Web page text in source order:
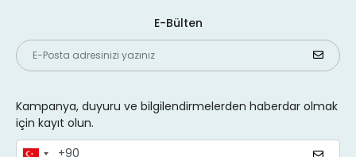
E-Bülten
Kampanya, duyuru ve bilgilendirmelerden haberdar olmak
için kayıt olun.